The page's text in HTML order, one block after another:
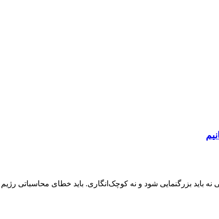
باید بزرگنمایی شود و نه کوچک‌انگاری. باید خطای محاسباتی